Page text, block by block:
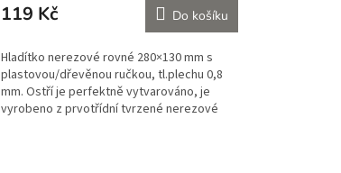
119 Kč Do košíku
Hladítko nerezové rovné 280×130 mm s
plastovou/dřevěnou ručkou, tl.plechu 0,8
mm. Ostří je perfektně vytvarováno, je
vyrobeno z prvotřídní tvrzené nerezové